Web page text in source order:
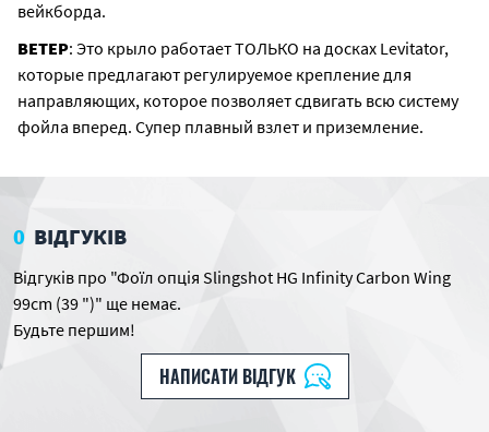
вейкборда.
ВЕТЕР: Это крыло работает ТОЛЬКО на досках Levitator,
которые предлагают регулируемое крепление для
направляющих, которое позволяет сдвигать всю систему
фойла вперед. Супер плавный взлет и приземление.
0 ВІДГУКІВ
Відгуків про "Фоїл опція Slingshot HG Infinity Carbon Wing
99cm (39 ")" ще немає.
Будьте першим!
НАПИСАТИ ВІДГУК